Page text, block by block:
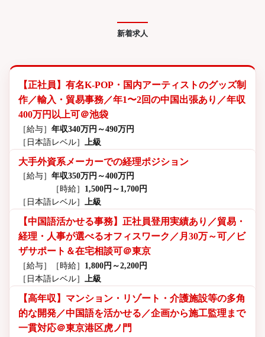
新着求人
【正社員】有名K-POP・国内アーティストのグッズ制
作／輸入・貿易事務／年1〜2回の中国出張あり／年収
400万円以上可＠池袋
［給与］ 年収340万円～490万円
［日本語レベル］
上級
大手外資系メーカーでの経理ポジション
［給与］ 年収350万円～400万円
［時給］ 1,500円～1,700円
［日本語レベル］ 上級
【中国語活かせる事務】正社員登用実績あり／貿易・
経理・人事が選べるオフィスワーク／月30万～可／ビ
ザサポート＆在宅相談可＠東京
［給与］ ［時給］ 1,800円～2,200円
［日本語レベル］ 上級
【高年収】マンション・リゾート・介護施設等の多角
的な開発／中国語を活かせる／企画から施工監理まで
一貫対応＠東京港区虎ノ門